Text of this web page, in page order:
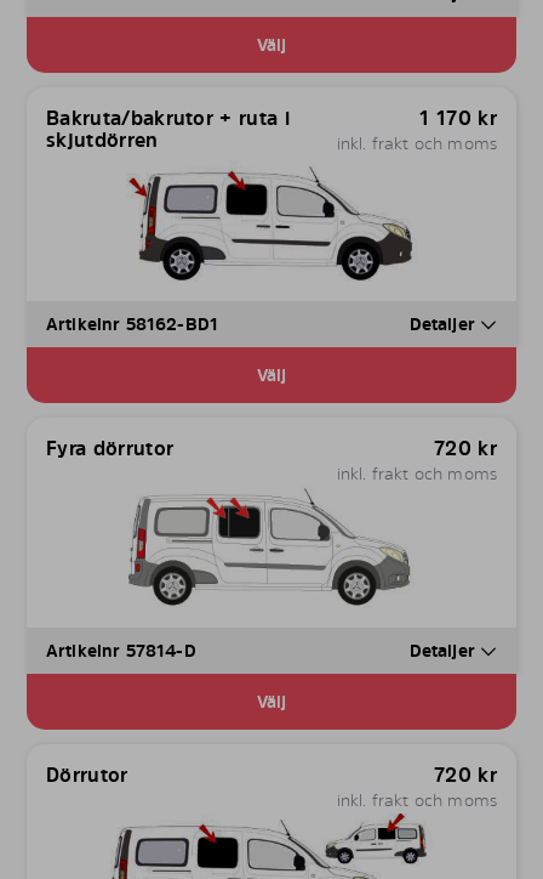
Välj
Bakruta/bakrutor + ruta i
skjutdörren
1 170 kr
inkl. frakt och moms
Artikelnr 58162-BD1 Detaljer
Välj
Fyra dörrutor 720 kr
inkl. frakt och moms
Artikelnr 57814-D Detaljer
Välj
Dörrutor 720 kr
inkl. frakt och moms